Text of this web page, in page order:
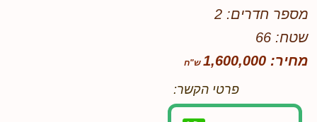
מספר חדרים: 2
שטח: 66
מחיר: 1,600,000
פרטי הקשר: